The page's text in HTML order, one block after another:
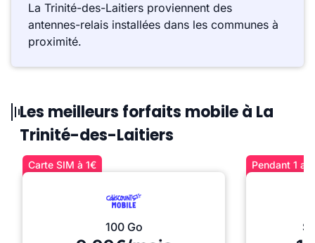
La Trinité-des-Laitiers proviennent des
antennes-relais installées dans les communes à
proximité.
Les meilleurs forfaits mobile à La
Trinité-des-Laitiers
Carte SIM à 1€
100 Go
Pendant 1